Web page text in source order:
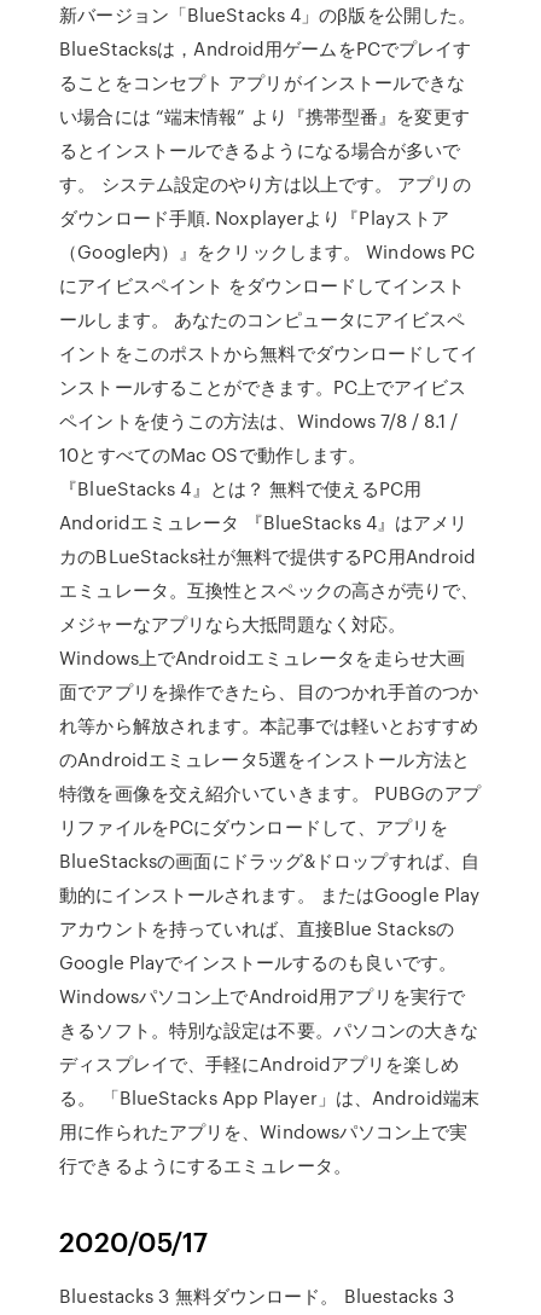
新バージョン「BlueStacks 4」のβ版を公開した。
BlueStacksは，Android用ゲームをPCでプレイす
ることをコンセプト アプリがインストールできな
い場合には “端末情報” より『携帯型番』を変更す
るとインストールできるようになる場合が多いで
す。 システム設定のやり方は以上です。 アプリの
ダウンロード手順. Noxplayerより『Playストア
（Google内）』をクリックします。 Windows PC
にアイビスペイント をダウンロードしてインスト
ールします。 あなたのコンピュータにアイビスペ
イントをこのポストから無料でダウンロードしてイ
ンストールすることができます。PC上でアイビス
ペイントを使うこの方法は、Windows 7/8 / 8.1 /
10とすべてのMac OSで動作します。
『BlueStacks 4』とは？ 無料で使えるPC用
Andoridエミュレータ 『BlueStacks 4』はアメリ
カのBLueStacks社が無料で提供するPC用Android
エミュレータ。互換性とスペックの高さが売りで、
メジャーなアプリなら大抵問題なく対応。
Windows上でAndroidエミュレータを走らせ大画
面でアプリを操作できたら、目のつかれ手首のつか
れ等から解放されます。本記事では軽いとおすすめ
のAndroidエミュレータ5選をインストール方法と
特徴を画像を交え紹介いていきます。 PUBGのアプ
リファイルをPCにダウンロードして、アプリを
BlueStacksの画面にドラッグ&ドロップすれば、自
動的にインストールされます。 またはGoogle Play
アカウントを持っていれば、直接Blue Stacksの
Google Playでインストールするのも良いです。
Windowsパソコン上でAndroid用アプリを実行で
きるソフト。特別な設定は不要。パソコンの大きな
ディスプレイで、手軽にAndroidアプリを楽しめ
る。 「BlueStacks App Player」は、Android端末
用に作られたアプリを、Windowsパソコン上で実
行できるようにするエミュレータ。
2020/05/17
Bluestacks 3 無料ダウンロード。 Bluestacks 3